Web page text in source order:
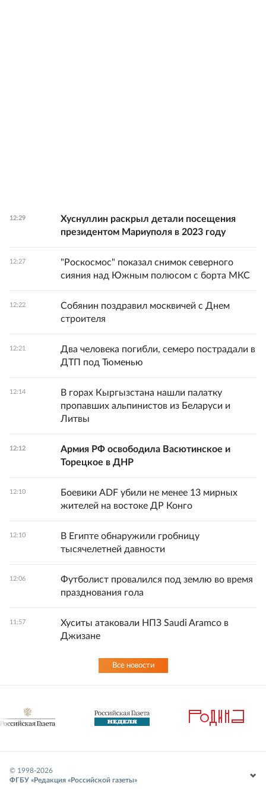
12:29
Хуснуллин раскрыл детали посещения
президентом Мариуполя в 2023 году
12:27
"Роскосмос" показал снимок северного
сияния над Южным полюсом с борта МКС
12:22
Собянин поздравил москвичей с Днем
строителя
12:21
Два человека погибли, семеро пострадали в
ДТП под Тюменью
12:14
В горах Кыргызстана нашли палатку
пропавших альпинистов из Беларуси и
Литвы
12:12
Армия РФ освободила Васютинское и
Торецкое в ДНР
12:10
Боевики ADF убили не менее 13 мирных
жителей на востоке ДР Конго
12:10
В Египте обнаружили гробницу
тысячелетней давности
12:06
Футболист провалился под землю во время
празднования гола
11:57
Хуситы атаковали НПЗ Saudi Aramco в
Джизане
Все новости
© 1998-2026
ФГБУ «Редакция «Российской газеты»